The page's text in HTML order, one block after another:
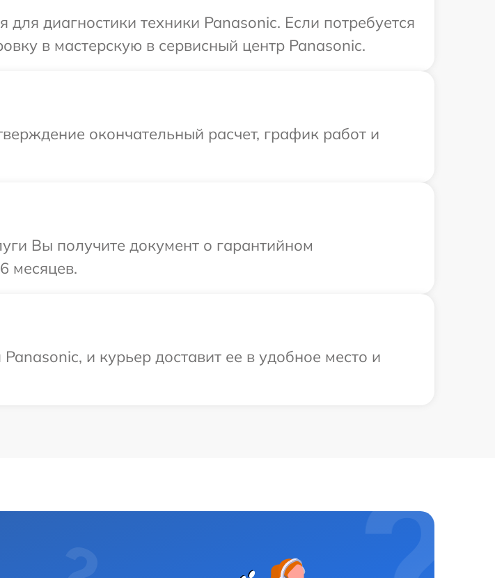
диагностики техники Panasonic. Если потребуется
в мастерскую в сервисный центр Panasonic.
окончательный расчет, график работ и
Вы получите документ о гарантийном
месяцев.
и курьер доставит ее в удобное место и